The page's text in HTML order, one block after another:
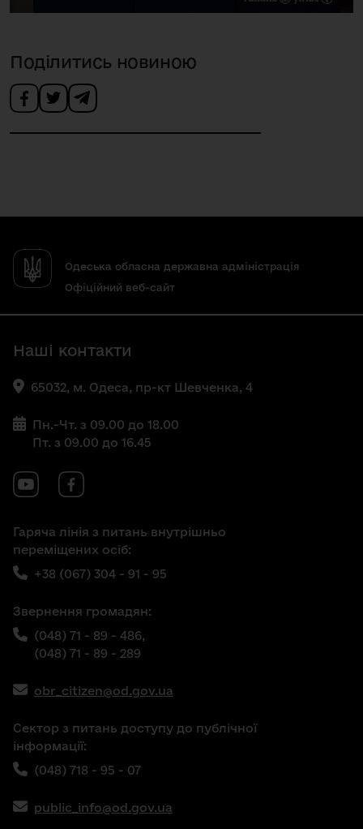
Поділитись новиною
Одеська обласна державна адміністрація
Офіційний веб-сайт
Наші контакти
65032, м. Одеса, пр-кт Шевченка, 4
Пн.-Чт. з 09.00 до 18.00
Пт. з 09.00 до 16.45
Гаряча лінія з питань внутрішньо
переміщених осіб:
+38 (067) 304 - 91 - 95
Звернення громадян:
(048) 71 - 89 - 486,
(048) 71 - 89 - 289
obr_citizen@od.gov.ua
Сектор з питань доступу до публічної
інформації:
(048) 718 - 95 - 07
public_info@od.gov.ua